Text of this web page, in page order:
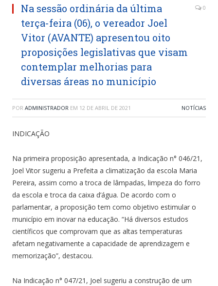
Na sessão ordinária da última
terça-feira (06), o vereador Joel
Vitor (AVANTE) apresentou oito
proposições legislativas que visam
contemplar melhorias para
diversas áreas no município
0
POR ADMINISTRADOR EM 12 DE ABRIL DE 2021 NOTÍCIAS
INDICAÇÃO
Na primeira proposição apresentada, a Indicação n° 046/21,
Joel Vitor sugeriu a Prefeita a climatização da escola Maria
Pereira, assim como a troca de lâmpadas, limpeza do forro
da escola e troca da caixa d’água. De acordo com o
parlamentar, a proposição tem como objetivo estimular o
município em inovar na educação. “Há diversos estudos
científicos que comprovam que as altas temperaturas
afetam negativamente a capacidade de aprendizagem e
memorização”, destacou.
Na Indicação n° 047/21, Joel sugeriu a construção de um